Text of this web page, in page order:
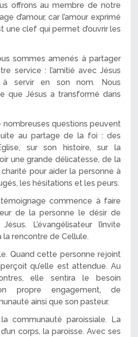
offrons au membre de notre
d’amour, car l’amour exprimé
une clef qui permet d’ouvrir les
sommes amenés à partager
service : l’amitié avec Jésus
servir en son nom. Nous
que Jésus a transformé dans
nombreuses questions peuvent
au partage de la foi : des
sur son histoire, sur la
une grande délicatesse, de la
pour aider la personne à
les hésitations et les peurs.
témoignage commence à faire
de la personne le désir de
L’évangélisateur l’invite
la rencontre de Cellule.
Quand cette personne rejoint
qu’elle est attendue. Au
elle sentira le besoin
propre engagement, de
ainsi que son pasteur.
communauté paroissiale. La
corps, la paroisse. Avec ses